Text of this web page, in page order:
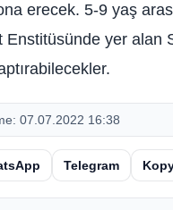
erecek. 5-9 yaş
yer alan
07.07.2022 16:38
Telegram